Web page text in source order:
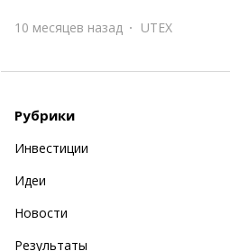
10 месяцев назад UTEX
Рубрики
Инвестиции
Идеи
Новости
Результаты